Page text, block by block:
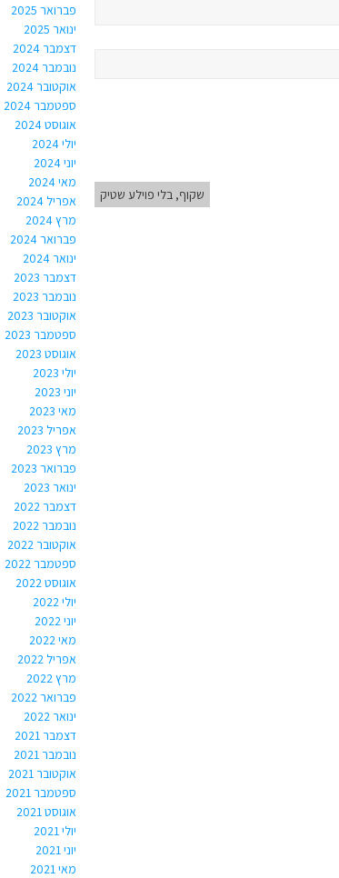
שקוף, בלי פוילע שטיק
פברואר 2025
ינואר 2025
דצמבר 2024
נובמבר 2024
אוקטובר 2024
ספטמבר 2024
אוגוסט 2024
יולי 2024
יוני 2024
מאי 2024
אפריל 2024
מרץ 2024
פברואר 2024
ינואר 2024
דצמבר 2023
נובמבר 2023
אוקטובר 2023
ספטמבר 2023
אוגוסט 2023
יולי 2023
יוני 2023
מאי 2023
אפריל 2023
מרץ 2023
פברואר 2023
ינואר 2023
דצמבר 2022
נובמבר 2022
אוקטובר 2022
ספטמבר 2022
אוגוסט 2022
יולי 2022
יוני 2022
מאי 2022
אפריל 2022
מרץ 2022
פברואר 2022
ינואר 2022
דצמבר 2021
נובמבר 2021
אוקטובר 2021
ספטמבר 2021
אוגוסט 2021
יולי 2021
יוני 2021
מאי 2021